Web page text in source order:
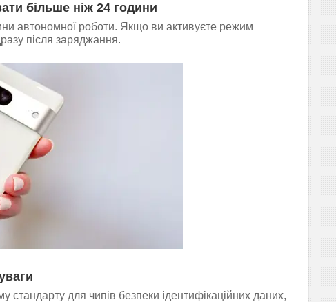
більше ніж 24 години
автономної роботи. Якщо ви активуєте режим
після заряджання.
для чипів безпеки ідентифікаційних даних,